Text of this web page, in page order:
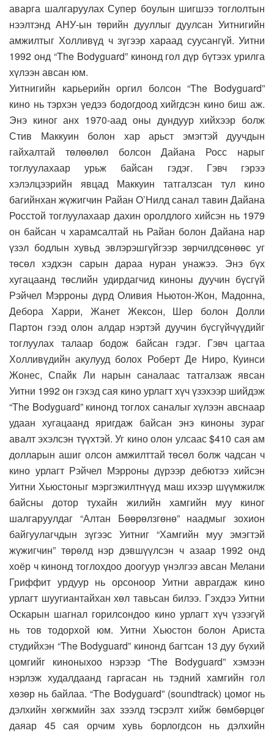
аварга шалгаруулах Супер боулын шигшээ тоглолтын
нээлтэнд АНУ-ын төрийн дууллыг дуулсан Уитнигийн
амжилтыг Холливүд ч зүгээр хараад суусангүй. Уитни
1992 онд “The Bodyguard” кинонд гол дүр бүтээх урилга
хүлээн авсан юм.
Уитнигийн карьерийн оргил болсон “The Bodyguard”
кино нь тэрхэн үедээ бодогдоод хийгдсэн кино биш аж.
Энэ киног анх 1970-аад оны дундуур хийхээр болж
Стив Маккуин болон хар арьст эмэгтэй дуучдын
гайхалтай төлөөлөл болсон Дайана Росс нарыг
тоглуулахаар урьж байсан гэдэг. Гэвч гэрээ
хэлэлцээрийн явцад Маккуин татгалзсан тул кино
багийнхан жүжигчин Райан О’Нилд санал тавин Дайана
Росстой тоглуулахаар дахин оролдлого хийсэн нь 1979
он байсан ч харамсалтай нь Райан болон Дайана нар
үзэл бодлын хувьд эвлэрэшгүйгээр зөрчилдсөнөөс уг
төсөл хэдхэн сарын дараа нуран унажээ. Энэ бүх
хугацаанд төслийн удирдагчид киноны дуучин бүсгүй
Рэйчел Мэрроны дүрд Оливия Ньютон-Жон, Мадонна,
Дебора Харри, Жанет Жексон, Шер болон Долли
Партон гээд олон алдар нэртэй дуучин бүсгүйчүүдийг
тоглуулах талаар бодож байсан гэдэг. Гэвч цагтаа
Холливүдийн акулууд болох Роберт Де Ниро, Куинси
Жонес, Спайк Ли нарын саналаас татгалзаж явсан
Уитни 1992 он гэхэд сая кино урлагт хүч үзэхээр шийдэж
“The Bodyguard” кинонд тоглох саналыг хүлээн авснаар
удаан хугацаанд яригдаж байсан энэ киноны зураг
авалт эхэлсэн түүхтэй. Уг кино олон улсаас $410 сая ам
долларын ашиг олсон амжилттай төсөл болж чадсан ч
кино урлагт Рэйчел Мэрроны дүрээр дебютээ хийсэн
Уитни Хьюстоныг мэргэжилтнүүд маш ихээр шүүмжилж
байсны дотор тухайн жилийн хамгийн муу киног
шалгаруулдаг “Алтан Бөөрөлзгөнө” наадмыг зохион
байгуулагчдын зүгээс Уитниг “Хамгийн муу эмэгтэй
жүжигчин” төрөлд нэр дэвшүүлсэн ч азаар 1992 онд
хоёр ч кинонд тоглохдоо доогуур үнэлгээ авсан Мелани
Гриффит урдуур нь орсоноор Уитни аврагдаж кино
урлагт шуугиантайхан хөл тавьсан билээ. Гэхдээ Уитни
Оскарын шагнал горилсондоо кино урлагт хүч үзээгүй
нь тов тодорхой юм. Уитни Хьюстон болон Ариста
студийхэн “The Bodyguard” кинонд багтсан 13 дуу бүхий
цомгийг киноныхоо нэрээр “The Bodyguard” хэмээн
нэрлэж худалдаанд гаргасан нь тэдний хамгийн гол
хөзөр нь байлаа. “The Bodyguard” (soundtrack) цомог нь
дэлхийн хөгжмийн зах зээлд тэсрэлт хийж бөмбөрцөг
даяар 45 сая орчим хувь борлогдсон нь дэлхийн